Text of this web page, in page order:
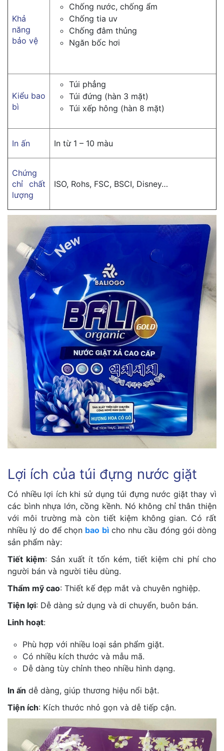
Khả
năng
bảo vệ
Chống nước, chống ẩm
Chống tia uv
Chống đâm thủng
Ngăn bốc hơi
Kiểu bao
bì
Túi phẳng
Túi đứng (hàn 3 mặt)
Túi xếp hông (hàn 8 mặt)
In ấn In từ 1 – 10 màu
Chứng
chỉ chất
lượng
ISO, Rohs, FSC, BSCI, Disney…
Lợi ích của túi đựng nước giặt
Có nhiều lợi ích khi sử dụng túi đựng nước giặt thay vì
các bình nhựa lớn, cồng kềnh. Nó không chỉ thân thiện
với môi trường mà còn tiết kiệm không gian. Có rất
nhiều lý do để chọn bao bìcho nhu cầu đóng gói dòng
sản phẩm này:
Tiết kiệm: Sản xuất ít tốn kém, tiết kiệm chi phí cho
người bán và người tiêu dùng.
Thẩm mỹ cao: Thiết kế đẹp mắt và chuyên nghiệp.
Tiện lợi: Dễ dàng sử dụng và di chuyển, buôn bán.
Linh hoạt:
Phù hợp với nhiều loại sản phẩm giặt.
Có nhiều kích thước và mẫu mã.
Dễ dàng tùy chỉnh theo nhiều hình dạng.
In ấn dễ dàng, giúp thương hiệu nổi bật.
Tiện ích: Kích thước nhỏ gọn và dễ tiếp cận.